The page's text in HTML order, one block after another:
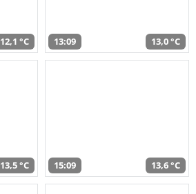
12,1 °C 13:09 13,0 °C
13,5 °C 15:09 13,6 °C